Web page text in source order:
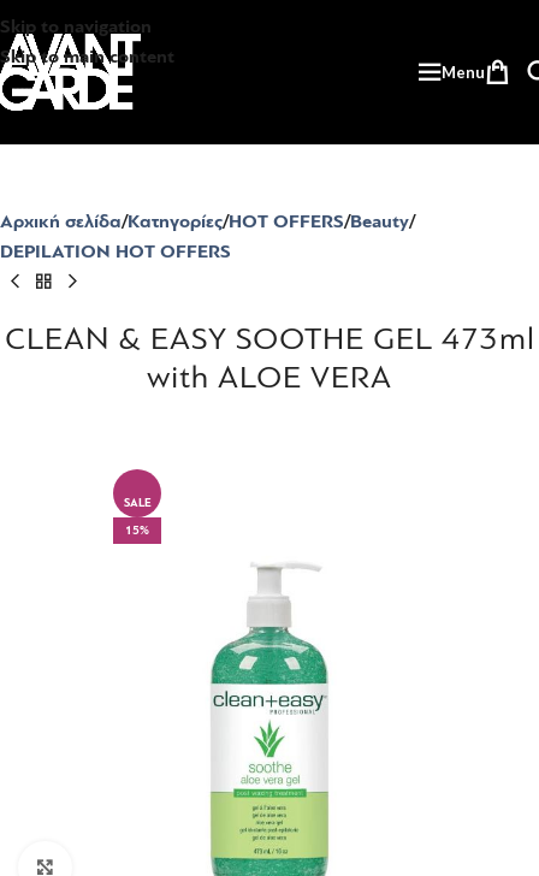
Skip to navigation
Skip to main content
Menu
Αρχική σελίδα Κατηγορίες HOT OFFERS Beauty
DEPILATION HOT OFFERS
CLEAN & EASY SOOTHE GEL 473ml
with ALOE VERA
SALE
15%